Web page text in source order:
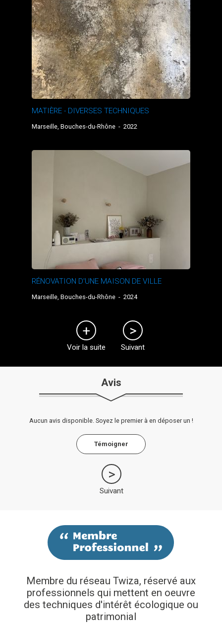
MATIÈRE - DIVERSES TECHNIQUES
Marseille, Bouches-du-Rhône - 2022
RÉNOVATION D'UNE MAISON DE VILLE
Marseille, Bouches-du-Rhône - 2024
Voir la suite Suivant
Avis
Aucun avis disponible. Soyez le premier à en déposer un !
Témoigner
Suivant
Membre du réseau Twiza, réservé aux
professionnels qui mettent en oeuvre
des techniques d'intérêt écologique ou
patrimonial